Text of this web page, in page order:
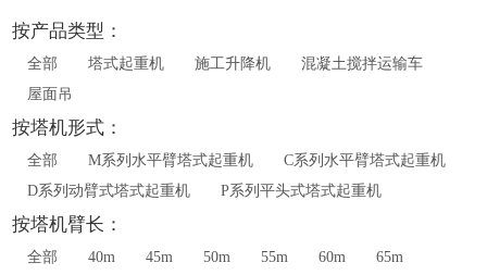
按产品类型：
全部 塔式起重机 施工升降机
混凝土搅拌运输车
屋面吊
按塔机形式：
全部 M系列水平臂塔式起重机
C系列水平臂塔式起重机
D系列动臂式塔式起重机
P系列平头式塔式起重机
按塔机臂长：
全部 40m 45m 50m 55m 60m
65m